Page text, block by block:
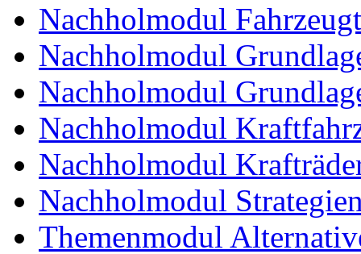
Nachholmodul
Nachholmodul
Nachholmodul
Nachholmodul
Nachholmodul
Nachholmodul
Themenmodul